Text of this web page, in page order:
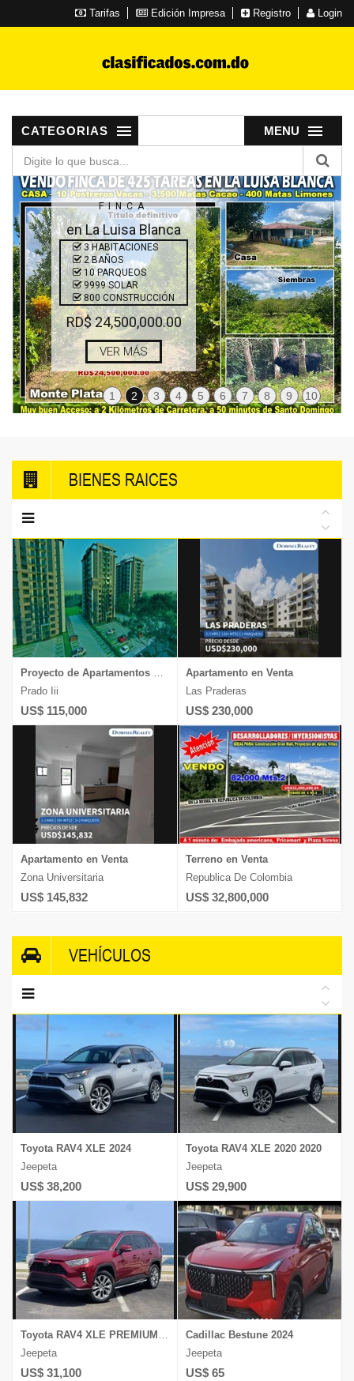
Tarifas Edición Impresa Registro Login
MENU
CATEGORIAS
FINCA
en La Luisa Blanca
3 HABITACIONES
2 BAÑOS
10 PARQUEOS
9999 SOLAR
800 CONSTRUCCIÓN
RD$ 24,500,000.00
VER MÁS
1 2 3 4 5 6 7 8 9 10
BIENES RAICES
Proyecto de Apartamentos en Venta
Prado Iii
US$ 115,000
Apartamento en Venta
Zona Universitaria
US$ 145,832
Apartamento en Venta
Las Praderas
US$ 230,000
Terreno en Venta
Republica De Colombia
US$ 32,800,000
VEHÍCULOS
Toyota RAV4 XLE 2024
Jeepeta
US$ 38,200
Toyota RAV4 XLE PREMIUM 2021
Jeepeta
US$ 31,100
Toyota RAV4 XLE 2020 2020
Jeepeta
US$ 29,900
Cadillac Bestune 2024
Jeepeta
US$ 65